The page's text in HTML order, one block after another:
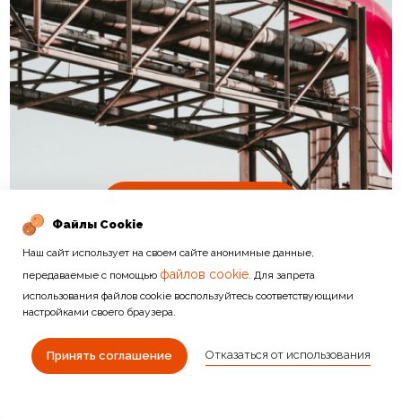
ДРУГИЕ КАТЕГОРИИ
Файлы Cookie
Наш сайт использует на своем сайте анонимные данные,
передаваемые с помощью файлов cookie. Для запрета
использования файлов cookie воспользуйтесь соответствующими
настройками своего браузера.
Отказаться от использования
Принять соглашение